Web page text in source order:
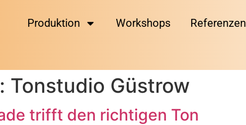
Produktion Workshops Referenzen
Tonstudio Güstrow
trifft den richtigen Ton